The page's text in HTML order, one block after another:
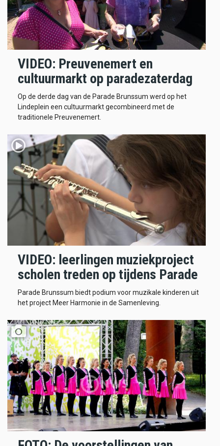
VIDEO: Preuvenemert en
cultuurmarkt op paradezaterdag
Op de derde dag van de Parade Brunssum werd op het
Lindeplein een cultuurmarkt gecombineerd met de
traditionele Preuvenemert.
VIDEO: leerlingen muziekproject
scholen treden op tijdens Parade
Parade Brunssum biedt podium voor muzikale kinderen uit
het project Meer Harmonie in de Samenleving.